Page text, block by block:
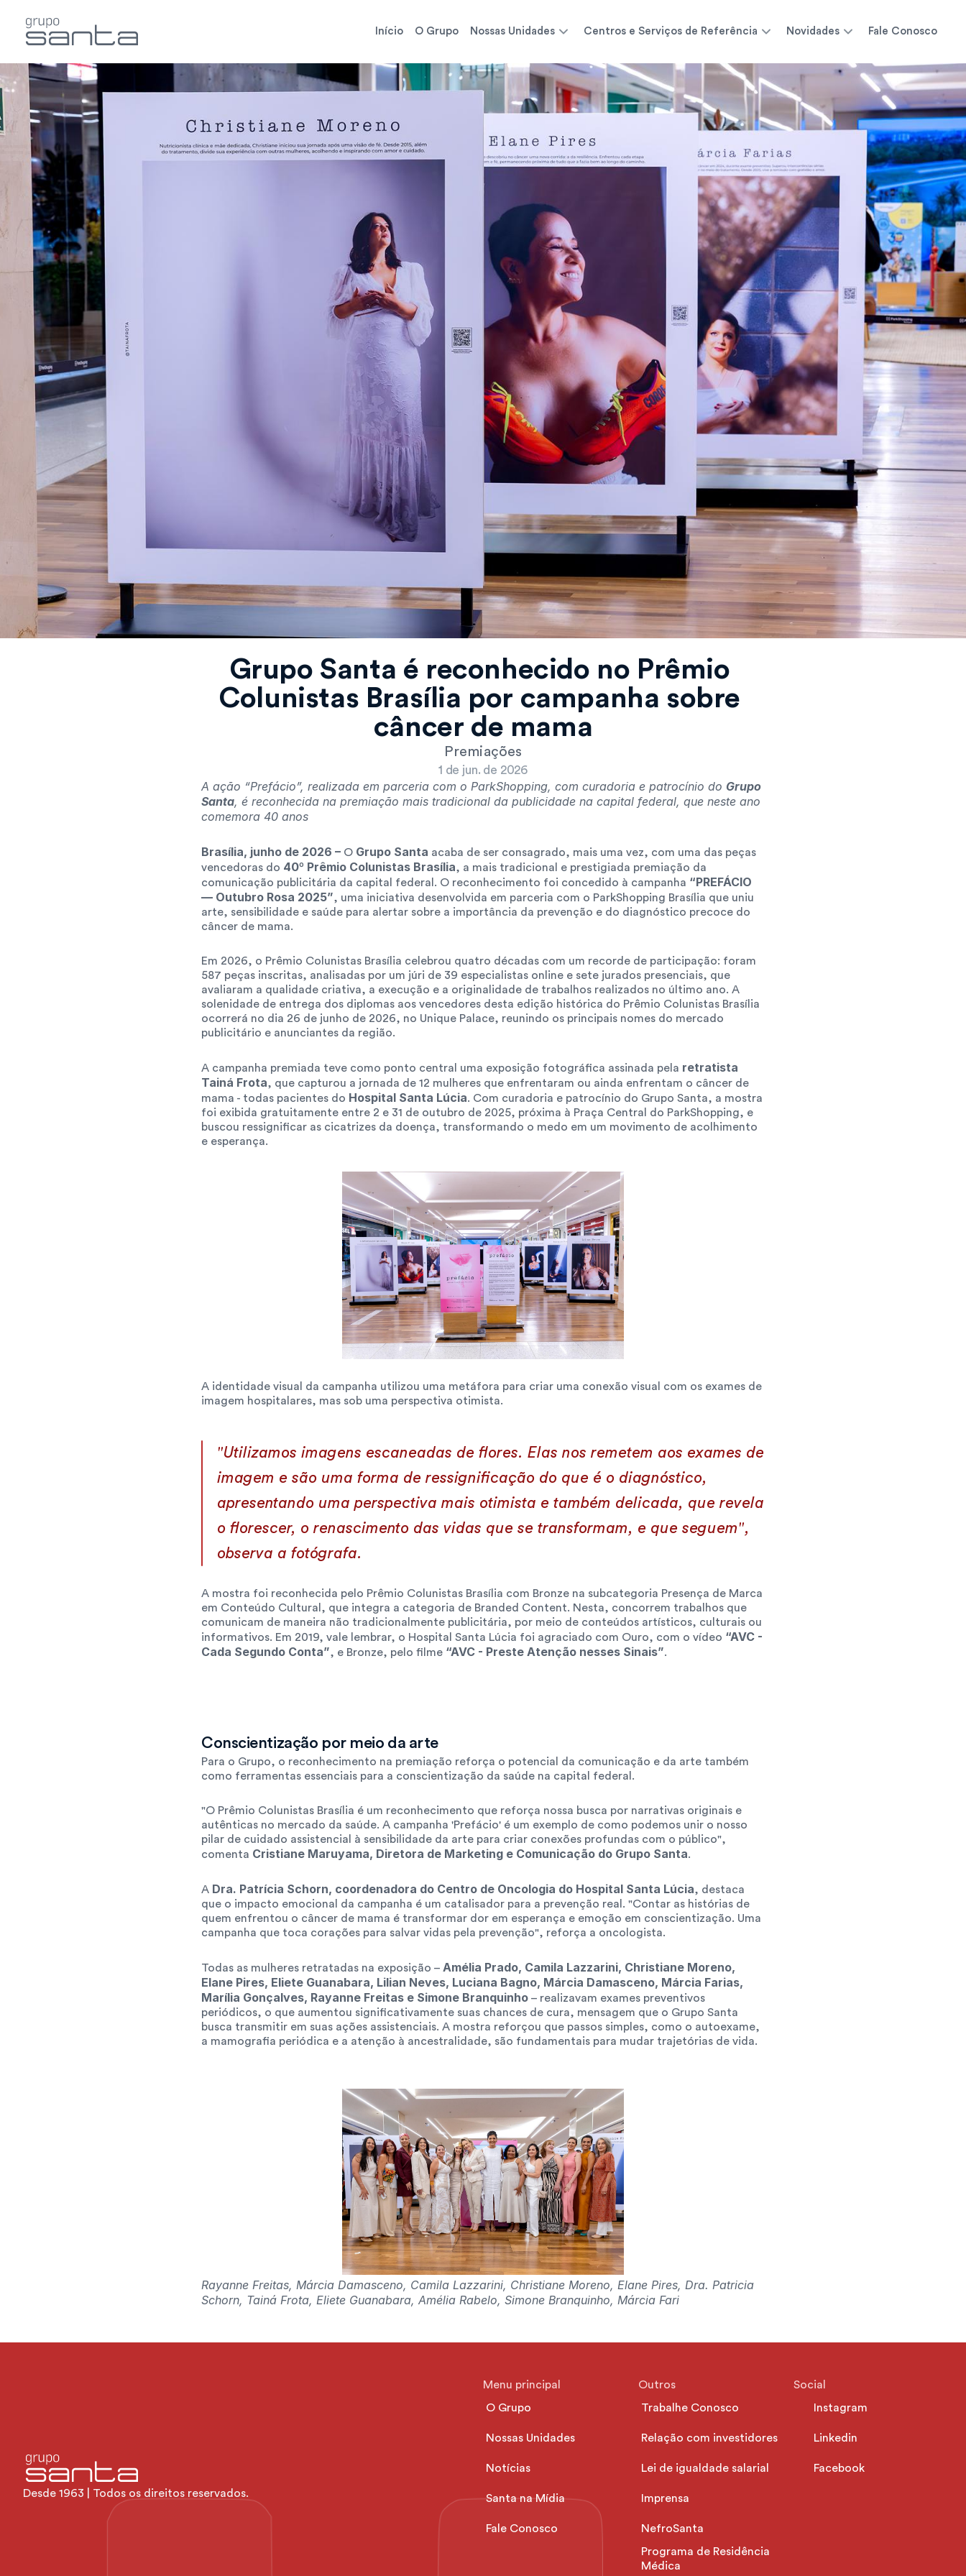
Início O Grupo Nossas Unidades Centros e Serviços de Referência Novidades Fale Conosco
Grupo Santa é reconhecido no Prêmio
Colunistas Brasília por campanha sobre
câncer de mama
Premiações
1 de jun. de 2026
A ação “Prefácio”, realizada em parceria com o ParkShopping, com curadoria e patrocínio do Grupo
Santa, é reconhecida na premiação mais tradicional da publicidade na capital federal, que neste ano
comemora 40 anos
Brasília, junho de 2026 – O Grupo Santa acaba de ser consagrado, mais uma vez, com uma das peças
vencedoras do 40º Prêmio Colunistas Brasília, a mais tradicional e prestigiada premiação da
comunicação publicitária da capital federal. O reconhecimento foi concedido à campanha “PREFÁCIO
— Outubro Rosa 2025”, uma iniciativa desenvolvida em parceria com o ParkShopping Brasília que uniu
arte, sensibilidade e saúde para alertar sobre a importância da prevenção e do diagnóstico precoce do
câncer de mama.
Em 2026, o Prêmio Colunistas Brasília celebrou quatro décadas com um recorde de participação: foram
587 peças inscritas, analisadas por um júri de 39 especialistas online e sete jurados presenciais, que
avaliaram a qualidade criativa, a execução e a originalidade de trabalhos realizados no último ano. A
solenidade de entrega dos diplomas aos vencedores desta edição histórica do Prêmio Colunistas Brasília
ocorrerá no dia 26 de junho de 2026, no Unique Palace, reunindo os principais nomes do mercado
publicitário e anunciantes da região.
A campanha premiada teve como ponto central uma exposição fotográfica assinada pela retratista
Tainá Frota, que capturou a jornada de 12 mulheres que enfrentaram ou ainda enfrentam o câncer de
mama - todas pacientes do Hospital Santa Lúcia. Com curadoria e patrocínio do Grupo Santa, a mostra
foi exibida gratuitamente entre 2 e 31 de outubro de 2025, próxima à Praça Central do ParkShopping, e
buscou ressignificar as cicatrizes da doença, transformando o medo em um movimento de acolhimento
e esperança.
A identidade visual da campanha utilizou uma metáfora para criar uma conexão visual com os exames de
imagem hospitalares, mas sob uma perspectiva otimista.
"Utilizamos imagens escaneadas de flores. Elas nos remetem aos exames de
imagem e são uma forma de ressignificação do que é o diagnóstico,
apresentando uma perspectiva mais otimista e também delicada, que revela
o florescer, o renascimento das vidas que se transformam, e que seguem",
observa a fotógrafa.
A mostra foi reconhecida pelo Prêmio Colunistas Brasília com Bronze na subcategoria Presença de Marca
em Conteúdo Cultural, que integra a categoria de Branded Content. Nesta, concorrem trabalhos que
comunicam de maneira não tradicionalmente publicitária, por meio de conteúdos artísticos, culturais ou
informativos. Em 2019, vale lembrar, o Hospital Santa Lúcia foi agraciado com Ouro, com o vídeo “AVC -
Cada Segundo Conta”, e Bronze, pelo filme “AVC - Preste Atenção nesses Sinais”.
Conscientização por meio da arte
Para o Grupo, o reconhecimento na premiação reforça o potencial da comunicação e da arte também
como ferramentas essenciais para a conscientização da saúde na capital federal.
"O Prêmio Colunistas Brasília é um reconhecimento que reforça nossa busca por narrativas originais e
autênticas no mercado da saúde. A campanha 'Prefácio' é um exemplo de como podemos unir o nosso
pilar de cuidado assistencial à sensibilidade da arte para criar conexões profundas com o público",
comenta Cristiane Maruyama, Diretora de Marketing e Comunicação do Grupo Santa.
A Dra. Patrícia Schorn, coordenadora do Centro de Oncologia do Hospital Santa Lúcia, destaca
que o impacto emocional da campanha é um catalisador para a prevenção real. "Contar as histórias de
quem enfrentou o câncer de mama é transformar dor em esperança e emoção em conscientização. Uma
campanha que toca corações para salvar vidas pela prevenção", reforça a oncologista.
Todas as mulheres retratadas na exposição – Amélia Prado, Camila Lazzarini, Christiane Moreno,
Elane Pires, Eliete Guanabara, Lilian Neves, Luciana Bagno, Márcia Damasceno, Márcia Farias,
Marília Gonçalves, Rayanne Freitas e Simone Branquinho – realizavam exames preventivos
periódicos, o que aumentou significativamente suas chances de cura, mensagem que o Grupo Santa
busca transmitir em suas ações assistenciais. A mostra reforçou que passos simples, como o autoexame,
a mamografia periódica e a atenção à ancestralidade, são fundamentais para mudar trajetórias de vida.
Rayanne Freitas, Márcia Damasceno, Camila Lazzarini, Christiane Moreno, Elane Pires, Dra. Patricia
Schorn, Tainá Frota, Eliete Guanabara, Amélia Rabelo, Simone Branquinho, Márcia Fari
Desde 1963 | Todos os direitos reservados.
Menu principal
O Grupo
Nossas Unidades
Notícias
Santa na Mídia
Fale Conosco
Outros
Trabalhe Conosco
Relação com investidores
Lei de igualdade salarial
Imprensa
NefroSanta
Programa de Residência
Médica
Social
Instagram
Linkedin
Facebook